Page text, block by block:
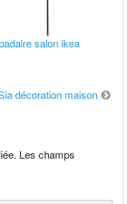
salon ikea
décoration maison
Les champs